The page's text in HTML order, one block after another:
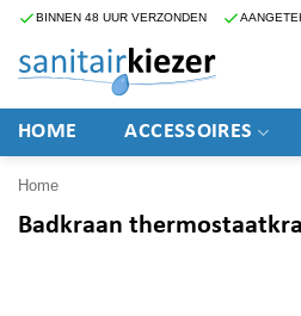
Ga
inhoud
BINNEN 48 UUR VERZONDEN
HOME ACCESSOIRES
Home
Badkraan